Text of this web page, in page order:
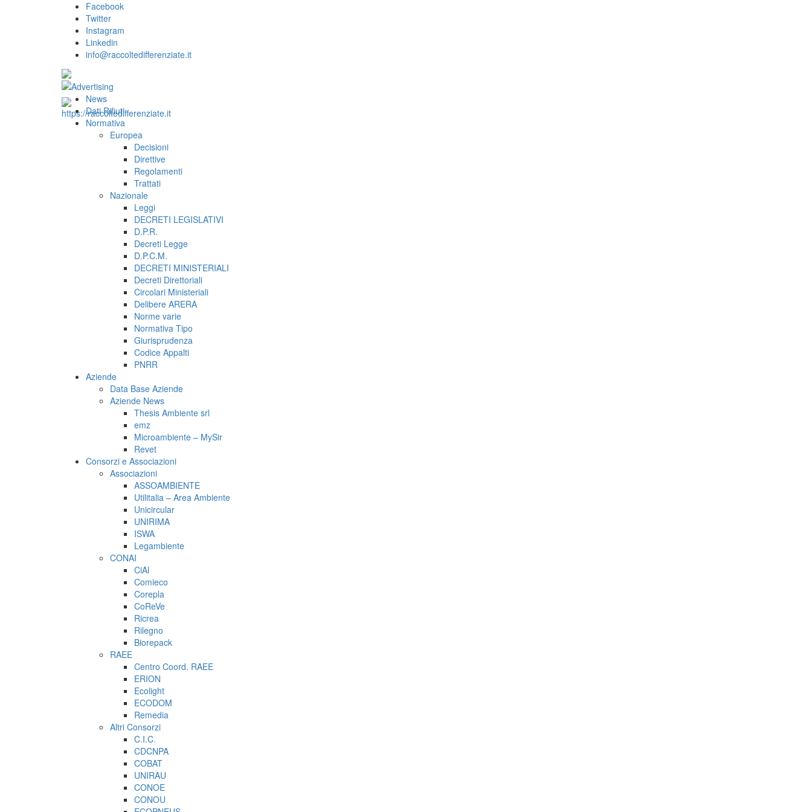
Facebook
Twitter
Instagram
Linkedin
info@raccoltedifferenziate.it
News
Dati Rifiuti
Normativa
Europea
Decisioni
Direttive
Regolamenti
Trattati
Nazionale
Leggi
DECRETI LEGISLATIVI
D.P.R.
Decreti Legge
D.P.C.M.
DECRETI MINISTERIALI
Decreti Direttoriali
Circolari Ministeriali
Delibere ARERA
Norme varie
Normativa Tipo
Giurisprudenza
Codice Appalti
PNRR
Aziende
Data Base Aziende
Aziende News
Thesis Ambiente srl
emz
Microambiente – MySir
Revet
Consorzi e Associazioni
Associazioni
ASSOAMBIENTE
Utilitalia – Area Ambiente
Unicircular
UNIRIMA
ISWA
Legambiente
CONAI
CiAl
Comieco
Corepla
CoReVe
Ricrea
Rilegno
Biorepack
RAEE
Centro Coord. RAEE
ERION
Ecolight
ECODOM
Remedia
Altri Consorzi
C.I.C.
CDCNPA
COBAT
UNIRAU
CONOE
CONOU